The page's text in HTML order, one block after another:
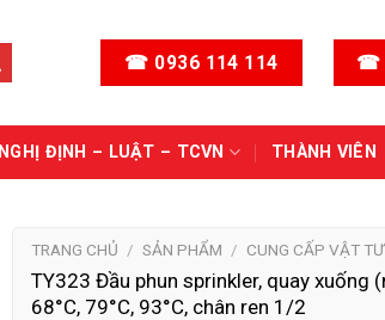
☎ 0936 114 114 ☎
NGHỊ ĐỊNH – LUẬT – TCVN THÀNH VIÊN
TRANG CHỦ / SẢN PHẨM / CUNG CẤP VẬT
TY323 Đầu phun sprinkler, quay xuống
68°C, 79°C, 93°C, chân ren 1/2